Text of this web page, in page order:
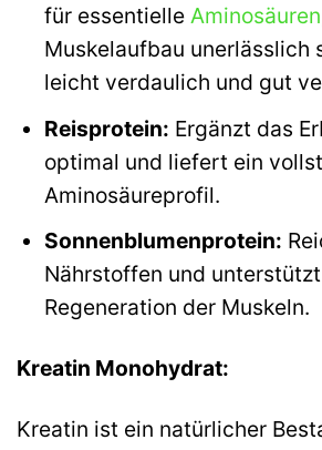
für essentielle Aminosäuren
Muskelaufbau unerlässlich
leicht verdaulich und gut
Reisprotein: Ergänzt das
optimal und liefert ein
Aminosäureprofil.
Sonnenblumenprotein:
Nährstoffen und
Regeneration der Muskeln.
Kreatin Monohydrat:
Kreatin ist ein natürlicher